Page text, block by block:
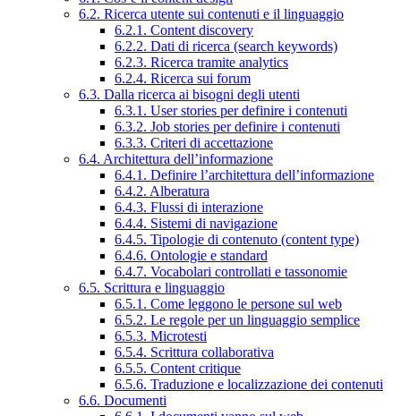
6.2. Ricerca utente sui contenuti e il linguaggio
6.2.1. Content discovery
6.2.2. Dati di ricerca (search keywords)
6.2.3. Ricerca tramite analytics
6.2.4. Ricerca sui forum
6.3. Dalla ricerca ai bisogni degli utenti
6.3.1. User stories per definire i contenuti
6.3.2. Job stories per definire i contenuti
6.3.3. Criteri di accettazione
6.4. Architettura dell’informazione
6.4.1. Definire l’architettura dell’informazione
6.4.2. Alberatura
6.4.3. Flussi di interazione
6.4.4. Sistemi di navigazione
6.4.5. Tipologie di contenuto (content type)
6.4.6. Ontologie e standard
6.4.7. Vocabolari controllati e tassonomie
6.5. Scrittura e linguaggio
6.5.1. Come leggono le persone sul web
6.5.2. Le regole per un linguaggio semplice
6.5.3. Microtesti
6.5.4. Scrittura collaborativa
6.5.5. Content critique
6.5.6. Traduzione e localizzazione dei contenuti
6.6. Documenti